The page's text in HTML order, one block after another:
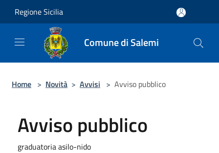
Regione Sicilia
Comune di Salemi
Home > Novità > Avvisi > Avviso pubblico
Avviso pubblico
graduatoria asilo-nido